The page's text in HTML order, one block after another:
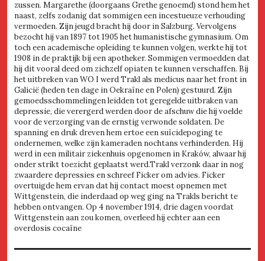
zussen. Margarethe (doorgaans Grethe genoemd) stond hem het
naast, zelfs zodanig dat sommigen een incestueuze verhouding
vermoeden. Zijn jeugd bracht hij door in Salzburg. Vervolgens
bezocht hij van 1897 tot 1905 het humanistische gymnasium. Om
toch een academische opleiding te kunnen volgen, werkte hij tot
1908 in de praktijk bij een apotheker. Sommigen vermoedden dat
hij dit vooral deed om zichzelf opiaten te kunnen verschaffen. Bij
het uitbreken van WO I werd Trakl als medicus naar het front in
Galicië (heden ten dage in Oekraïne en Polen) gestuurd. Zijn
gemoedsschommelingen leidden tot geregelde uitbraken van
depressie, die verergerd werden door de afschuw die hij voelde
voor de verzorging van de ernstig verwonde soldaten. De
spanning en druk dreven hem ertoe een suïcidepoging te
ondernemen, welke zijn kameraden nochtans verhinderden. Hij
werd in een militair ziekenhuis opgenomen in Kraków, alwaar hij
onder strikt toezicht geplaatst werd.Trakl verzonk daar in nog
zwaardere depressies en schreef Ficker om advies. Ficker
overtuigde hem ervan dat hij contact moest opnemen met
Wittgenstein, die inderdaad op weg ging na Trakls bericht te
hebben ontvangen. Op 4 november 1914, drie dagen voordat
Wittgenstein aan zou komen, overleed hij echter aan een
overdosis cocaïne